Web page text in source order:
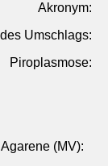
Akronym:
Umschlags:
Piroplasmose:
Agarene (MV):